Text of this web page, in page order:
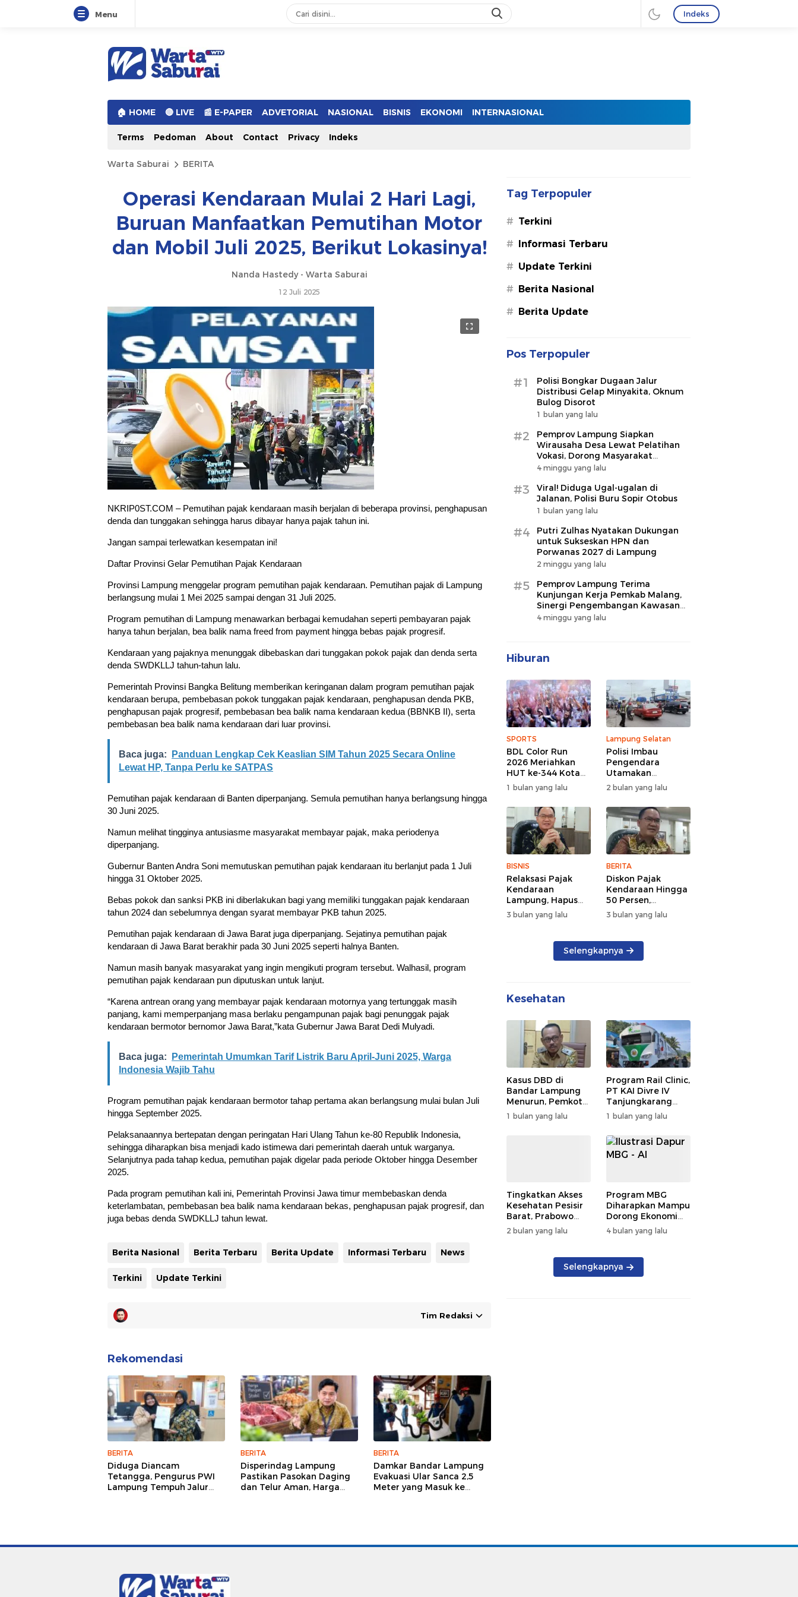
Menu Indeks
Warta Saburai
Sumber Informasi Terkini
🏠︎ HOME 🔴 LIVE 📰 E-PAPER ADVETORIAL NASIONAL BISNIS EKONOMI INTERNASIONAL
Terms Pedoman About Contact Privacy Indeks
Warta Saburai BERITA
Operasi Kendaraan Mulai 2 Hari Lagi,
Buruan Manfaatkan Pemutihan Motor
dan Mobil Juli 2025, Berikut Lokasinya!
Nanda Hastedy - Warta Saburai
12 Juli 2025
NKRIP0ST.COM – Pemutihan pajak kendaraan masih berjalan di beberapa provinsi, penghapusan
denda dan tunggakan sehingga harus dibayar hanya pajak tahun ini.
Jangan sampai terlewatkan kesempatan ini!
Daftar Provinsi Gelar Pemutihan Pajak Kendaraan
Provinsi Lampung menggelar program pemutihan pajak kendaraan. Pemutihan pajak di Lampung
berlangsung mulai 1 Mei 2025 sampai dengan 31 Juli 2025.
Program pemutihan di Lampung menawarkan berbagai kemudahan seperti pembayaran pajak
hanya tahun berjalan, bea balik nama freed from payment hingga bebas pajak progresif.
Kendaraan yang pajaknya menunggak dibebaskan dari tunggakan pokok pajak dan denda serta
denda SWDKLLJ tahun-tahun lalu.
Pemerintah Provinsi Bangka Belitung memberikan keringanan dalam program pemutihan pajak
kendaraan berupa, pembebasan pokok tunggakan pajak kendaraan, penghapusan denda PKB,
penghapusan pajak progresif, pembebasan bea balik nama kendaraan kedua (BBNKB II), serta
pembebasan bea balik nama kendaraan dari luar provinsi.
Baca juga:
Panduan Lengkap Cek Keaslian SIM Tahun 2025 Secara Online
Lewat HP, Tanpa Perlu ke SATPAS
Pemutihan pajak kendaraan di Banten diperpanjang. Semula pemutihan hanya berlangsung hingga
30 Juni 2025.
Namun melihat tingginya antusiasme masyarakat membayar pajak, maka periodenya
diperpanjang.
Gubernur Banten Andra Soni memutuskan pemutihan pajak kendaraan itu berlanjut pada 1 Juli
hingga 31 Oktober 2025.
Bebas pokok dan sanksi PKB ini diberlakukan bagi yang memiliki tunggakan pajak kendaraan
tahun 2024 dan sebelumnya dengan syarat membayar PKB tahun 2025.
Pemutihan pajak kendaraan di Jawa Barat juga diperpanjang. Sejatinya pemutihan pajak
kendaraan di Jawa Barat berakhir pada 30 Juni 2025 seperti halnya Banten.
Namun masih banyak masyarakat yang ingin mengikuti program tersebut. Walhasil, program
pemutihan pajak kendaraan pun diputuskan untuk lanjut.
“Karena antrean orang yang membayar pajak kendaraan motornya yang tertunggak masih
panjang, kami memperpanjang masa berlaku pengampunan pajak bagi penunggak pajak
kendaraan bermotor bernomor Jawa Barat,”kata Gubernur Jawa Barat Dedi Mulyadi.
Baca juga:
Pemerintah Umumkan Tarif Listrik Baru April-Juni 2025, Warga
Indonesia Wajib Tahu
Program pemutihan pajak kendaraan bermotor tahap pertama akan berlangsung mulai bulan Juli
hingga September 2025.
Pelaksanaannya bertepatan dengan peringatan Hari Ulang Tahun ke-80 Republik Indonesia,
sehingga diharapkan bisa menjadi kado istimewa dari pemerintah daerah untuk warganya.
Selanjutnya pada tahap kedua, pemutihan pajak digelar pada periode Oktober hingga Desember
2025.
Pada program pemutihan kali ini, Pemerintah Provinsi Jawa timur membebaskan denda
keterlambatan, pembebasan bea balik nama kendaraan bekas, penghapusan pajak progresif, dan
juga bebas denda SWDKLLJ tahun lewat.
Berita Nasional Berita Terbaru Berita Update Informasi Terbaru News
Terkini Update Terkini
Tim Redaksi
Rekomendasi
BERITA
Diduga Diancam
Tetangga, Pengurus PWI
Lampung Tempuh Jalur
BERITA
Disperindag Lampung
Pastikan Pasokan Daging
dan Telur Aman, Harga
BERITA
Damkar Bandar Lampung
Evakuasi Ular Sanca 2,5
Meter yang Masuk ke
Tag Terpopuler
# Terkini
# Informasi Terbaru
# Update Terkini
# Berita Nasional
# Berita Update
Pos Terpopuler
#1
Polisi Bongkar Dugaan Jalur
Distribusi Gelap Minyakita, Oknum
Bulog Disorot
1 bulan yang lalu
#2
Pemprov Lampung Siapkan
Wirausaha Desa Lewat Pelatihan
Vokasi, Dorong Masyarakat
Ciptakan Lapangan Kerja
4 minggu yang lalu
#3
Viral! Diduga Ugal-ugalan di
Jalanan, Polisi Buru Sopir Otobus
1 bulan yang lalu
#4
Putri Zulhas Nyatakan Dukungan
untuk Sukseskan HPN dan
Porwanas 2027 di Lampung
2 minggu yang lalu
#5
Pemprov Lampung Terima
Kunjungan Kerja Pemkab Malang,
Sinergi Pengembangan Kawasan
Industri dan Investasi
4 minggu yang lalu
Hiburan
SPORTS
BDL Color Run
2026 Meriahkan
HUT ke-344 Kota
Bandar Lampung,
Wujud Semangat
Sehat dan
Kebersamaan
1 bulan yang lalu
Lampung Selatan
Polisi Imbau
Pengendara
Utamakan
Keselamatan di
Tengah Kepadatan
Lalu Lintas Pagi
Hari
2 bulan yang lalu
BISNIS
Relaksasi Pajak
Kendaraan
Lampung, Hapus
Denda dan Beri
Diskon BBN
3 bulan yang lalu
BERITA
Diskon Pajak
Kendaraan Hingga
50 Persen,
Lampung Genjot
Mutasi Kendaraan
3 bulan yang lalu
Selengkapnya
Kesehatan
Kasus DBD di
Bandar Lampung
Menurun, Pemkot
Genjot PSN
Wujudkan Nol
1 bulan yang lalu
Program Rail Clinic,
PT KAI Divre IV
Tanjungkarang
Beri Layanan
Kesehatan Gratis
250 Warga
1 bulan yang lalu
Tingkatkan Akses
Kesehatan Pesisir
Barat, Prabowo
Resmikan RSUD KH
Muhammad Thohir
2 bulan yang lalu
Program MBG
Diharapkan Mampu
Dorong Ekonomi
Daerah, DPRD
Lampung Tekankan
Produk Lokal
4 bulan yang lalu
Selengkapnya